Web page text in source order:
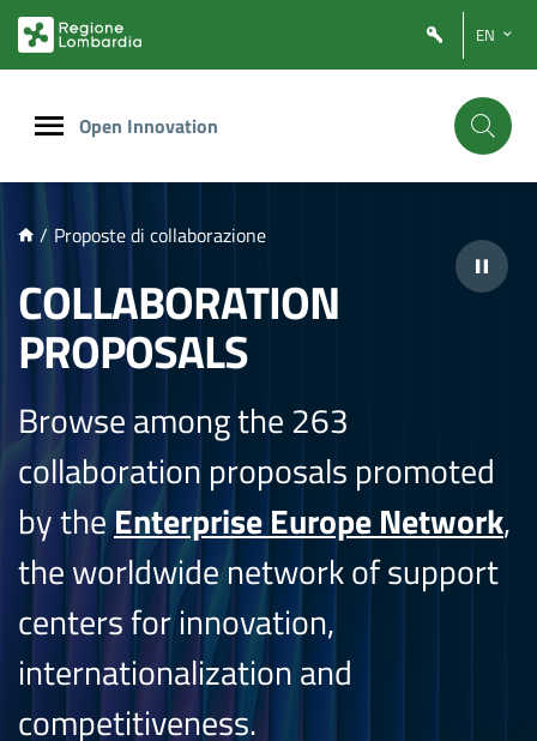
PRINCIPALE
EN
Open Innovation
/ Proposte di collaborazione
COLLABORATION
PROPOSALS
Browse among the 263
collaboration proposals promoted
by theEnterprise Europe Network,
the worldwide network of support
centers for innovation,
internationalization and
competitiveness.